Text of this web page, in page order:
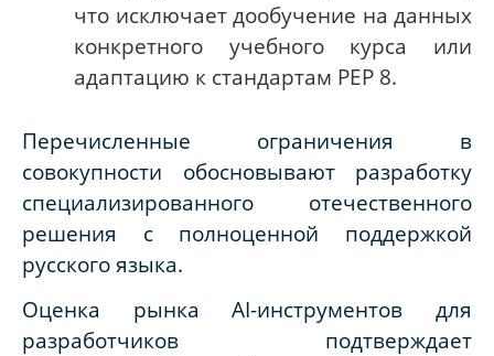
что исключает дообучение на данных
конкретного учебного курса или
адаптацию к стандартам PEP 8.
Перечисленные ограничения в
совокупности обосновывают разработку
специализированного отечественного
решения с полноценной поддержкой
русского языка.
Оценка рынка AI-инструментов для
разработчиков подтверждает